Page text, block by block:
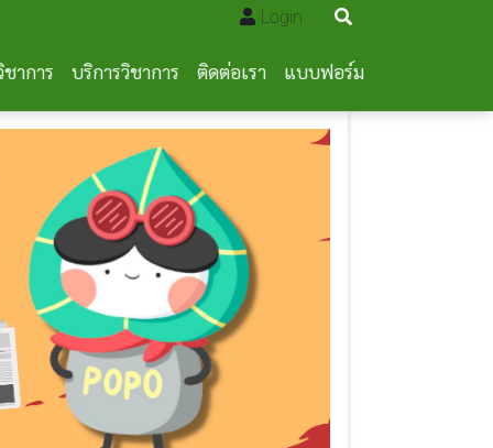
Login
ชาการ บริการวิชาการ ติดต่อเรา แบบฟอร์ม